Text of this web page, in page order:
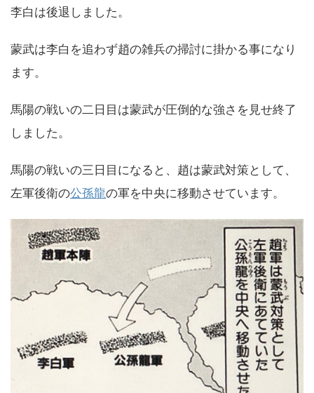
李白は後退しました。
蒙武は李白を追わず趙の雑兵の掃討に掛かる事になり
ます。
馬陽の戦いの二日目は蒙武が圧倒的な強さを見せ終了
しました。
馬陽の戦いの三日目になると、趙は蒙武対策として、
左軍後衛の公孫龍の軍を中央に移動させています。